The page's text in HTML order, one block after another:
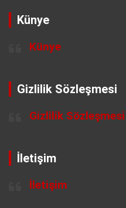
Künye
Künye
Gizlilik Sözleşmesi
Gizlilik Sözleşmesi
İletişim
İletişim